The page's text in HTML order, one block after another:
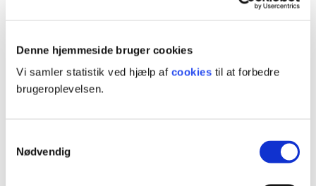
Denne hjemmeside bruger cookies
Vi samler statistik ved hjælp af cookies til at forbedre
brugeroplevelsen.
Nødvendig
Få hele eller dele af din efteruddannelse betalt. Der er forskellige
Test om du kan få tilskud
Book vejledning